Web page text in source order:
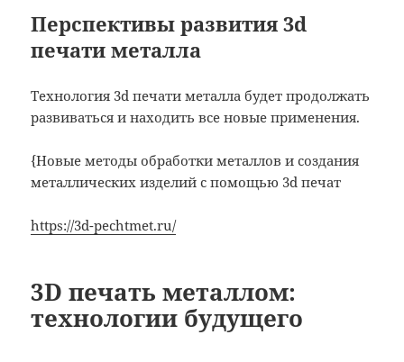
Перспективы развития 3d
печати металла
Технология 3d печати металла будет продолжать
развиваться и находить все новые применения.
{Новые методы обработки металлов и создания
металлических изделий с помощью 3d печат
https://3d-pechtmet.ru/
3D печать металлом:
технологии будущего